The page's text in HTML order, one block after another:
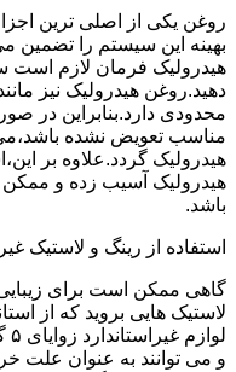
روغن یکی از اصلی ترین
بهینه این سیستم را تضمین
هیدرولیک فرمان لازم است
دهید.روغن هیدرولیک نیز
محدودی دارد.بنابراین در
مناسب تعویض نشده
هیدرولیک گردد.علاوه بر
هیدرولیک آسیب زده و
باشد.
استفاده از رینگ و لاستیک
گاهی ممکن است برای زیبایی
لاستیک هایی بروید که از
و می توانند به عنوان علت